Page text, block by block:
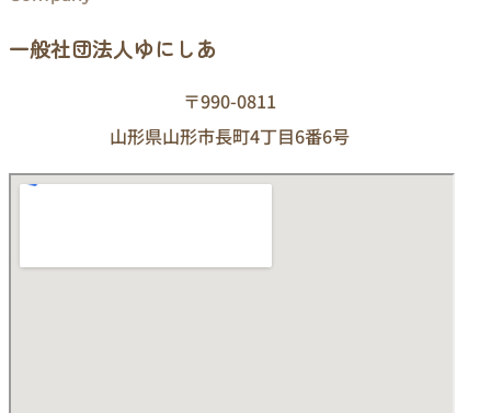
一般社団法人ゆにしあ
〒990-0811
山形県山形市長町4丁目6番6号